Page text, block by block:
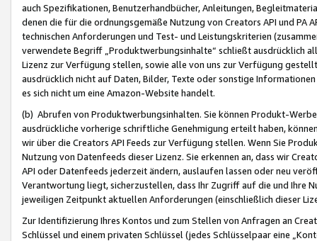
auch Spezifikationen, Benutzerhandbücher, Anleitungen,
denen die für die ordnungsgemäße Nutzung von Creators API und PA
technischen Anforderungen und Test- und Leistungskriterien
verwendete Begriff „Produktwerbungsinhalte“ schließt ausdrücklich
Lizenz zur Verfügung stellen, sowie alle von uns zur Verfügung
ausdrücklich nicht auf Daten, Bilder, Texte oder sonstige
es sich nicht um eine Amazon-Website handelt.
(b) Abrufen von Produktwerbungsinhalten. Sie können Produkt-
ausdrückliche vorherige schriftliche Genehmigung erteilt haben,
wir über die Creators API Feeds zur Verfügung stellen. Wenn Sie
Nutzung von Datenfeeds dieser Lizenz. Sie erkennen an, dass wir
API oder Datenfeeds jederzeit ändern, auslaufen lassen oder neu
Verantwortung liegt, sicherzustellen, dass Ihr Zugriff auf die und Ihre
jeweiligen Zeitpunkt aktuellen Anforderungen (einschließlich dieser
Zur Identifizierung Ihres Kontos und zum Stellen von Anfragen an
Schlüssel und einem privaten Schlüssel (jedes Schlüsselpaar eine